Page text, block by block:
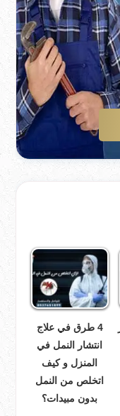
4 طرق في علاج
انتشار النمل في
المنزل و كيف
اتخلص من النمل
بدون مبيدات؟